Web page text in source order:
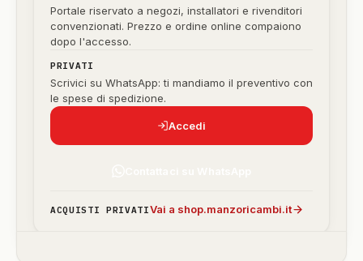
Portale riservato a negozi, installatori e rivenditori
convenzionati. Prezzo e ordine online compaiono
dopo l'accesso.
PRIVATI
Scrivici su WhatsApp: ti mandiamo il preventivo con
le spese di spedizione.
Accedi
ACQUISTI PRIVATIVai a shop.manzoricambi.it